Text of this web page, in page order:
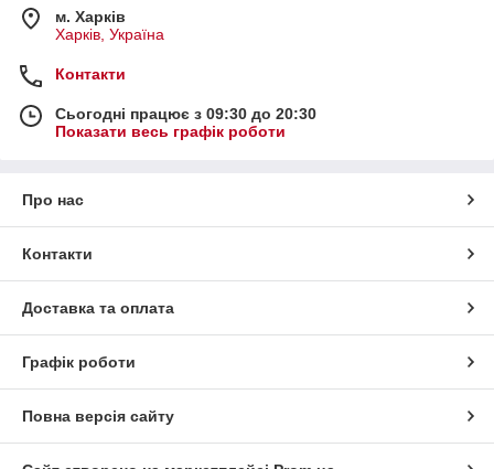
м. Харків
Харків, Україна
Контакти
Сьогодні працює з 09:30 до 20:30
Показати весь графік роботи
Про нас
Контакти
Доставка та оплата
Графік роботи
Повна версія сайту